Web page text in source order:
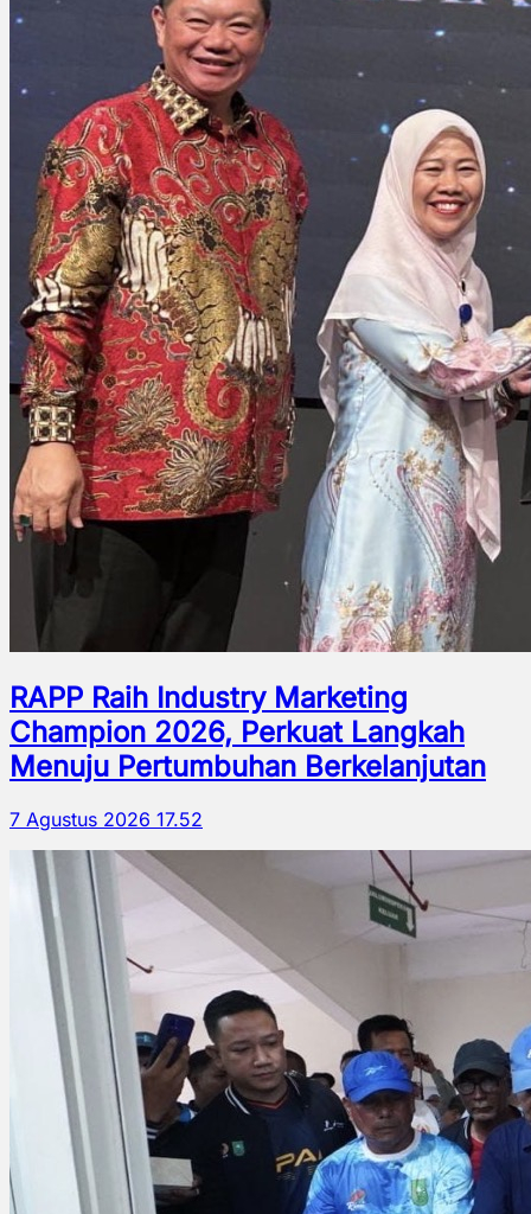
RAPP Raih Industry Marketing
Champion 2026, Perkuat Langkah
Menuju Pertumbuhan Berkelanjutan
7 Agustus 2026 17.52